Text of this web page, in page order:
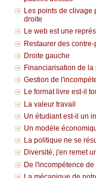
Les points de clivage
droite
Le web est une
Restaurer des
Droite gauche
Financiarisation de la
Gestion de
Le format livre est-il
La valeur travail
Un étudiant est-il un
Un modèle
La politique ne se
Diversité, j'en remet
De l'incompétence